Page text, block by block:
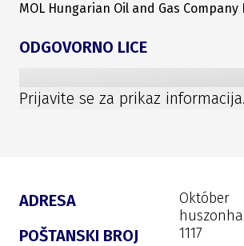
MOL Hungarian Oil and Gas
ODGOVORNO LICE
Prijavite se za prikaz informacija.
ADRESA
Október
POŠTANSKI BROJ 1117